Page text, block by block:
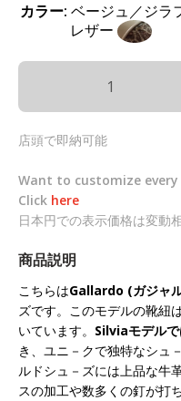
カラー: ベージュ／ジラ
レザー
店頭で即納可能
Want to customize
Click here
日本円での表示価格は変動
商品説明
こちらはGallardo (ガジャ
ズです。このモデルの靴紐
いています。 Silviaモデル
き、ユニ－クで独特なシュ
ルドシュ－ズには上品な牛
スの加工や数多くの釘が打